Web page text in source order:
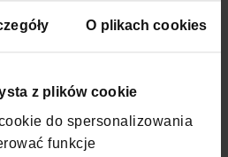
O plikach cookies
z plików cookie
do spersonalizowania
funkcje
organizer
łączy funkcjonalność z